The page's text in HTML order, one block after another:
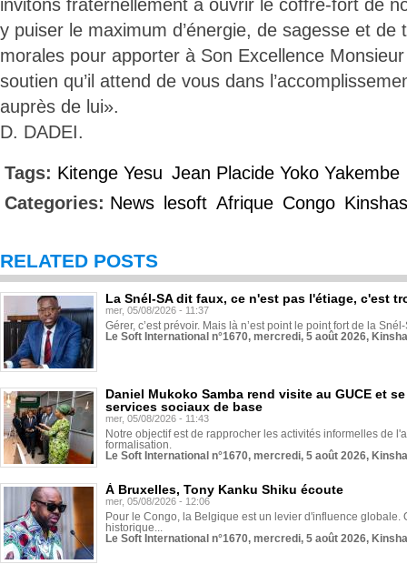
invitons fraternellement à ouvrir le coffre-fort de
y puiser le maximum d’énergie, de sagesse et de
morales pour apporter à Son Excellence
soutien qu’il attend de vous dans
auprès de lui».
D. DADEI.
Tags: Kitenge Yesu Jean Placide Yoko Yakembe
Categories: News lesoft Afrique Congo
RELATED POSTS
La Snél-SA dit faux, ce n'est pas l'étiage, c'est
mer, 05/08/2026 - 11:37
Gérer, c’est prévoir. Mais là n’est point le point fort de la
Le Soft International n°1670, mercredi, 5 août 2026,
Daniel Mukoko Samba rend visite au GUCE et
services sociaux de base
mer, 05/08/2026 - 11:43
Notre objectif est de rapprocher les activités informelles de
formalisation.
Le Soft International n°1670, mercredi, 5 août 2026,
À Bruxelles, Tony Kanku Shiku écoute
mer, 05/08/2026 - 12:06
Pour le Congo, la Belgique est un levier d'influence globale.
historique...
Le Soft International n°1670, mercredi, 5 août 2026,